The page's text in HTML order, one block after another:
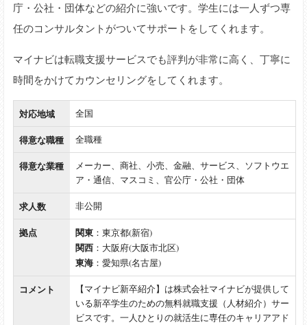
庁・公社・団体などの紹介に強いです。学生には一人ずつ専
任のコンサルタントがついてサポートをしてくれます。
マイナビは転職支援サービスでも評判が非常に高く、丁寧に
時間をかけてカウンセリングをしてくれます。
対応地域 全国
得意な職種 全職種
得意な業種
メーカー、商社、小売、金融、サービス、ソフトウエ
ア・通信、マスコミ、官公庁・公社・団体
求人数 非公開
拠点 関東 ：東京都(新宿)
関西 ：大阪府(大阪市北区)
東海 ：愛知県(名古屋)
コメント
【マイナビ新卒紹介】は株式会社マイナビが提供して
いる新卒学生のための無料就職支援（人材紹介）サー
ビスです。一人ひとりの就活生に専任のキャリアアド